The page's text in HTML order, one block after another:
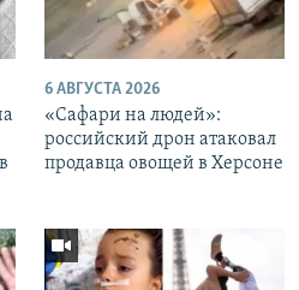
6 АВГУСТА 2026
«Cафари на людей»:
российский дрон атаковал
продавца овощей в Херсоне